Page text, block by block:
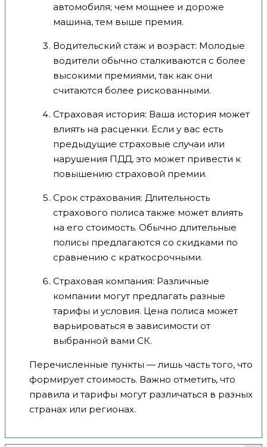
автомобиля; чем мощнее и дороже
машина, тем выше премия.
Водительский стаж и возраст: Молодые
водители обычно сталкиваются с более
высокими премиями, так как они
считаются более рискованными.
Страховая история: Ваша история может
влиять на расценки. Если у вас есть
предыдущие страховые случаи или
нарушения ПДД, это может привести к
повышению страховой премии.
Срок страхования: Длительность
страхового полиса также может влиять
на его стоимость. Обычно длительные
полисы предлагаются со скидками по
сравнению с краткосрочными.
Страховая компания: Различные
компании могут предлагать разные
тарифы и условия. Цена полиса может
варьироваться в зависимости от
выбранной вами СК.
Перечисленные пункты — лишь часть того, что
формирует стоимость. Важно отметить, что
правила и тарифы могут различаться в разных
странах или регионах.